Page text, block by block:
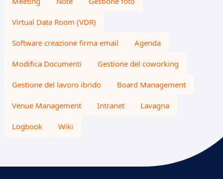
Virtual Data Room (VDR)
Software creazione firma email Agenda
Modifica Documenti Gestione del coworking
Gestione del lavoro ibrido Board Management
Venue Management Intranet Lavagna
Logbook Wiki